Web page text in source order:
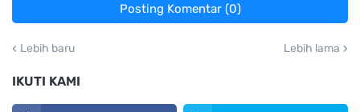
Posting Komentar (0)
Lebih baru Lebih lama
IKUTI KAMI